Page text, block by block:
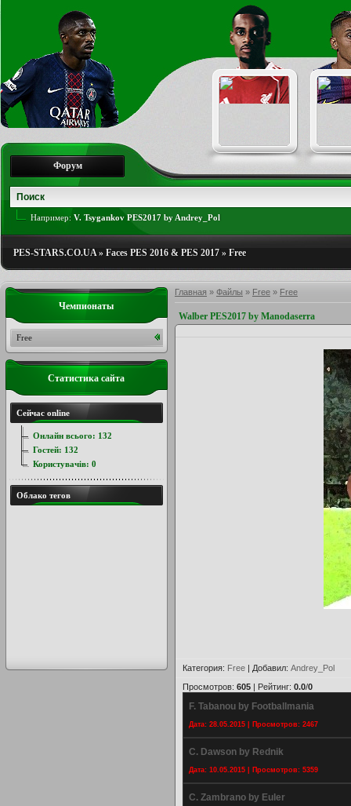
Форум
Например: V. Tsygankov PES2017 by Andrey_Pol
PES-STARS.CO.UA» Faces PES 2016 & PES 2017 » Free
Главная » Файлы » Free » Free
Walber PES2017 by Manodaserra
Категория: Free | Добавил: Andrey_Pol
Просмотров: 605 | Рейтинг: 0.0/0
F. Tabanou by Footballmania
Дата: 28.05.2015 | Просмотров: 2467
C. Dawson by Rednik
Дата: 10.05.2015 | Просмотров: 5359
C. Zambrano by Euler
Чемпионаты
Free
Статистика сайта
Сейчас online
Онлайн всього: 132
Гостей: 132
Користувачів: 0
Облако тегов